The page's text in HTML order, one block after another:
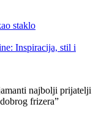
staklo
Inspiracija, stil i
najbolji prijatelji
frizera”